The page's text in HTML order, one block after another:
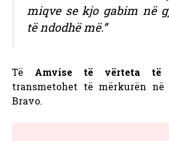
miqve se kjo gabim në
të ndodhë më.”
Të Amvise të vërteta të
transmetohet të mërkurën në
Bravo.